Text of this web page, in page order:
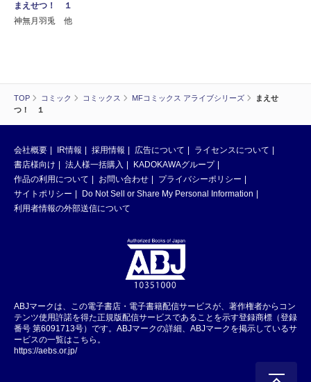
TOP コミック コミックス MFコミックス アライブシリーズ
まえせ
つ！ １
まえせつ！ １
神無月羽兎 他
会社概要 IR情報 採用情報 広告について
ライセンスについて
書店様向け
法人様一括購入
KADOKAWAグループ
作品の利用について
お問い合わせ
プライバシーポリシー
サイトポリシー
Do Not Sell or Share My Personal Information
利用者情報の外部送信について
ABJマークは、この電子書店・電子書籍配信サービスが、著作権者からコン
テンツ使用許諾を得た正規版配信サービスであることを示す登録商標（登録
番号 第6091713号）です。ABJマークの詳細、ABJマークを掲示しているサ
ービスの一覧はこちら。
https://aebs.or.jp/